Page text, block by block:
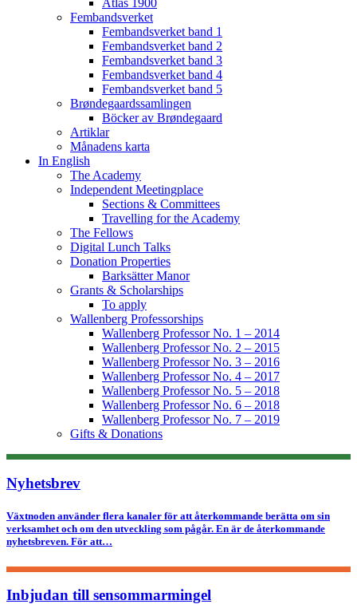
Atlas 1900
Fembandsverket
Fembandsverket band 1
Fembandsverket band 2
Fembandsverket band 3
Fembandsverket band 4
Fembandsverket band 5
Brøndegaardssamlingen
Böcker av Brøndegaard
Artiklar
Månadens karta
In English
The Academy
Independent Meetingplace
Sections & Committees
Travelling for the Academy
The Fellows
Digital Lunch Talks
Donation Properties
Barksätter Manor
Grants & Scholarships
To apply
Wallenberg Professorships
Wallenberg Professor No. 1 – 2014
Wallenberg Professor No. 2 – 2015
Wallenberg Professor No. 3 – 2016
Wallenberg Professor No. 4 – 2017
Wallenberg Professor No. 5 – 2018
Wallenberg Professor No. 6 – 2018
Wallenberg Professor No. 7 – 2019
Gifts & Donations
Nyhetsbrev
Växtnoden använder flera kanaler för att återkommande berätta om sin
verksamhet och om den utveckling som pågår. En är de återkommande
nyhetsbreven. För att…
Inbjudan till sensommarmingel